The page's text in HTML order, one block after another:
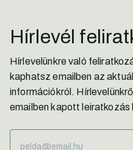
Hírlevél
Hírlevelünkre való
kaphatsz emailben az
információkról.
emailben kapott leiratkozás